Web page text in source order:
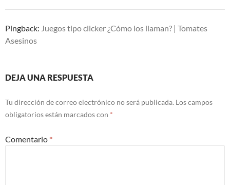
Pingback: Juegos tipo clicker ¿Cómo los llaman? | Tomates
Asesinos
DEJA UNA RESPUESTA
Tu dirección de correo electrónico no será publicada. Los campos
obligatorios están marcados con *
Comentario *